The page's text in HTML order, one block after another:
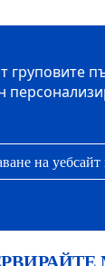
раздел
на